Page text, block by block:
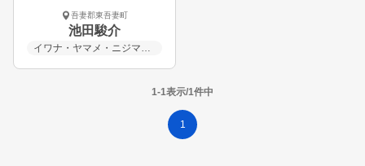
吾妻郡東吾妻町
池田駿介
イワナ・ヤマメ・ニジマス・アユ・ヒメマス・イトウ・ギンヒカリ
1-1表示/1件中
1